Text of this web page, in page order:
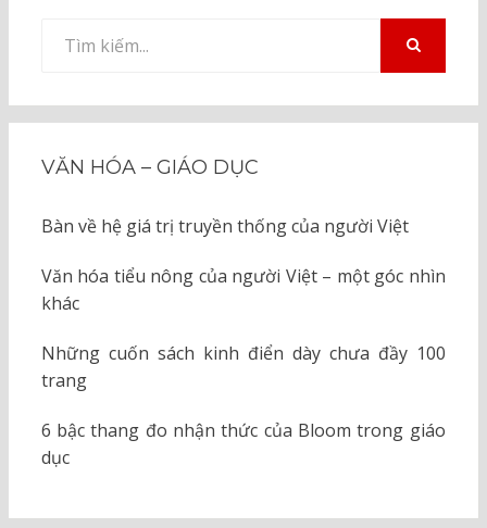
kiếm
VĂN HÓA – GIÁO DỤC
Bàn về hệ giá trị truyền thống của người Việt
Văn hóa tiểu nông của người Việt – một góc nhìn
khác
Những cuốn sách kinh điển dày chưa đầy 100
trang
6 bậc thang đo nhận thức của Bloom trong giáo
dục